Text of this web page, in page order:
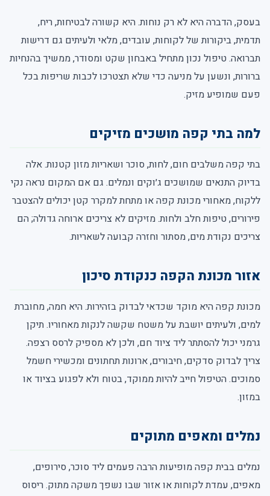
בעסק, הדברה היא לא רק נוחות. היא קשורה לבטיחות, ריח,
תדמית, ביקורות של לקוחות, עובדים, מלאי ולעיתים גם דרישות
תברואה. טיפול נכון מתחיל באבחון שקט ומסודר, ממשיך בהנחיות
ברורות, ונשען על מניעה כדי שלא תצטרכו לכבות שריפות בכל
פעם שמופיע מזיק.
למה בתי קפה מושכים מזיקים
בתי קפה משלבים חום, לחות, סוכר ושאריות מזון קטנות. אלה
בדיוק התנאים שמושכים ג׳וקים ונמלים. גם אם המקום נראה נקי
ללקוח, מאחורי מכונת קפה או מתחת למקרר קטן יכולים להצטבר
פירורים, טיפות חלב ולחות. מזיקים לא צריכים ארוחה גדולה; הם
צריכים נקודת מים, מסתור וחזרה קבועה לשאריות.
אזור מכונת הקפה כנקודת סיכון
מכונת קפה היא מוקד שכדאי לבדוק בזהירות. היא חמה, מחוברת
למים, ולעיתים יושבת על משטח שקשה לנקות מאחוריו. תיקן
גרמני יכול להסתתר ליד ציוד חם, ולכן לא מספיק לרסס רצפה.
צריך לבדוק סדקים, חיבורים, ארונות תחתונים ומכשירי חשמל
סמוכים. הטיפול חייב להיות ממוקד, בטוח ולא לפגוע בציוד או
במזון.
נמלים ומאפים מתוקים
נמלים בבית קפה מופיעות הרבה פעמים ליד סוכר, סירופים,
מאפים, עמדת לקוחות או אזור שבו נשפך משקה מתוק. ריסוס